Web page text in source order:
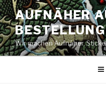
Skip
to
content
AUFNÄHER
BESTELLUNG
Wir machen Aufnäher,